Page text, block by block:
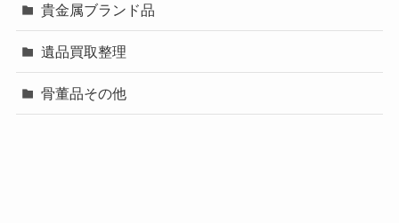
貴金属ブランド品
遺品買取整理
骨董品その他